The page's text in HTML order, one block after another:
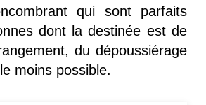
qui sont parfaits
dont la destinée est de
du dépoussiérage
moins possible.